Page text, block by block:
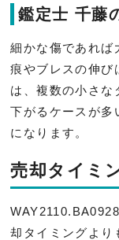
鑑定士 千藤
細かな傷であれば
痕やブレスの伸び
は、複数の小さな
下がるケースが多
になります。
売却タイミ
却タイミングより